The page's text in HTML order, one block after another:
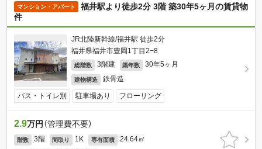
マンション・アパート
福井駅より徒歩2分 3階 築30年5ヶ月の賃貸物
件
JR北陸新幹線/福井駅 徒歩2分
福井県福井市豊岡1丁目2−8
総階数 3階建 築年数 30年5ヶ月
建物構造 鉄骨造
バス・トイレ別 駐車場あり フローリング
2.9万円 （管理費不要）
階数 3階 間取り 1K 専有面積 24.64㎡